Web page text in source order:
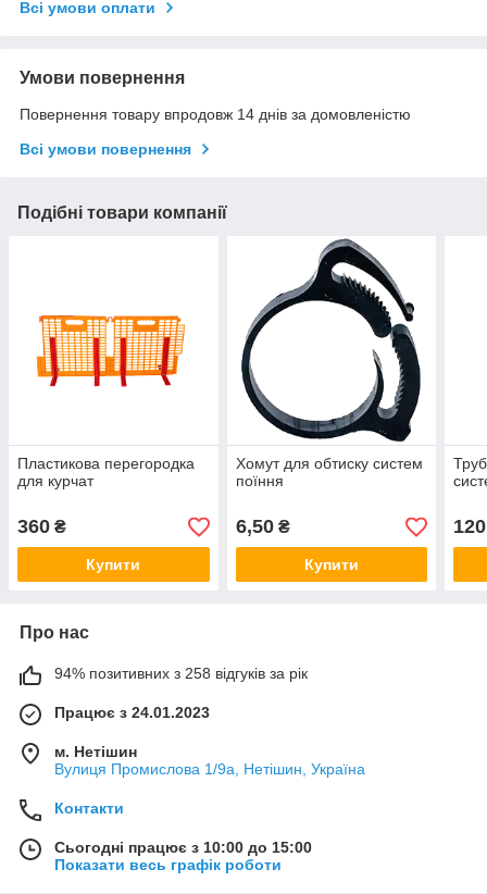
Всі умови оплати
Умови повернення
Повернення товару впродовж 14 днів за домовленістю
Всі умови повернення
Подібні товари компанії
Пластикова перегородка
для курчат
360 ₴
Купити
Хомут для обтиску систем
поїння
6,50₴
Купити
120
Про нас
94% позитивних з 258 відгуків за рік
Працює з 24.01.2023
м. Нетішин
Вулиця Промислова 1/9а, Нетішин, Україна
Контакти
Сьогодні працює з 10:00 до 15:00
Показати весь графік роботи